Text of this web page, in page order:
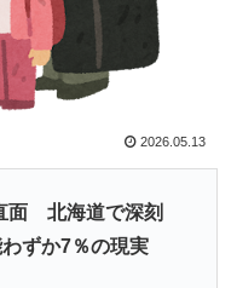
…〇〇の個体数が急
選手、90年代の映画ス
2026.05.13
面 北海道で深刻
ずか7％の現実